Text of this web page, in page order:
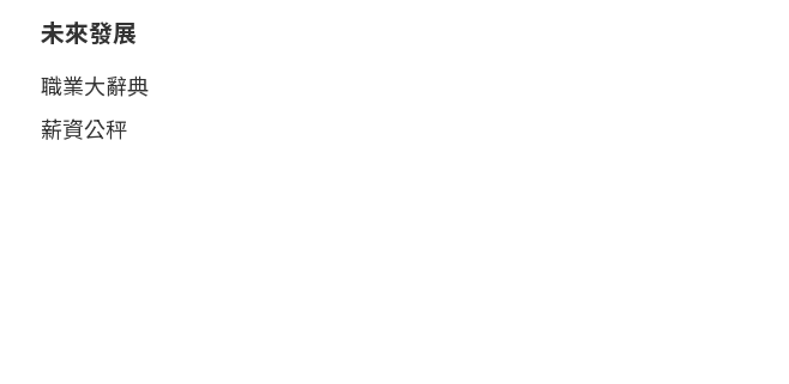
未來發展
職業大辭典
薪資公秤